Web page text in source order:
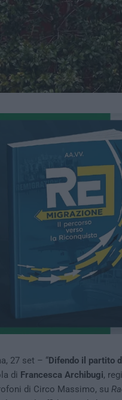
27 set – “Difendo il partito
di Francesca Archibugi,
di Circo Massimo, su